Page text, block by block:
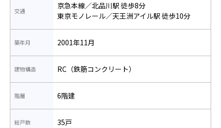
交通
京急本線／北品川駅 徒歩8分
東京モノレール／天王洲アイル駅 徒歩10分
築年月 2001年11月
建物構造 RC（鉄筋コンクリート）
階層 6階建
総戸数 35戸